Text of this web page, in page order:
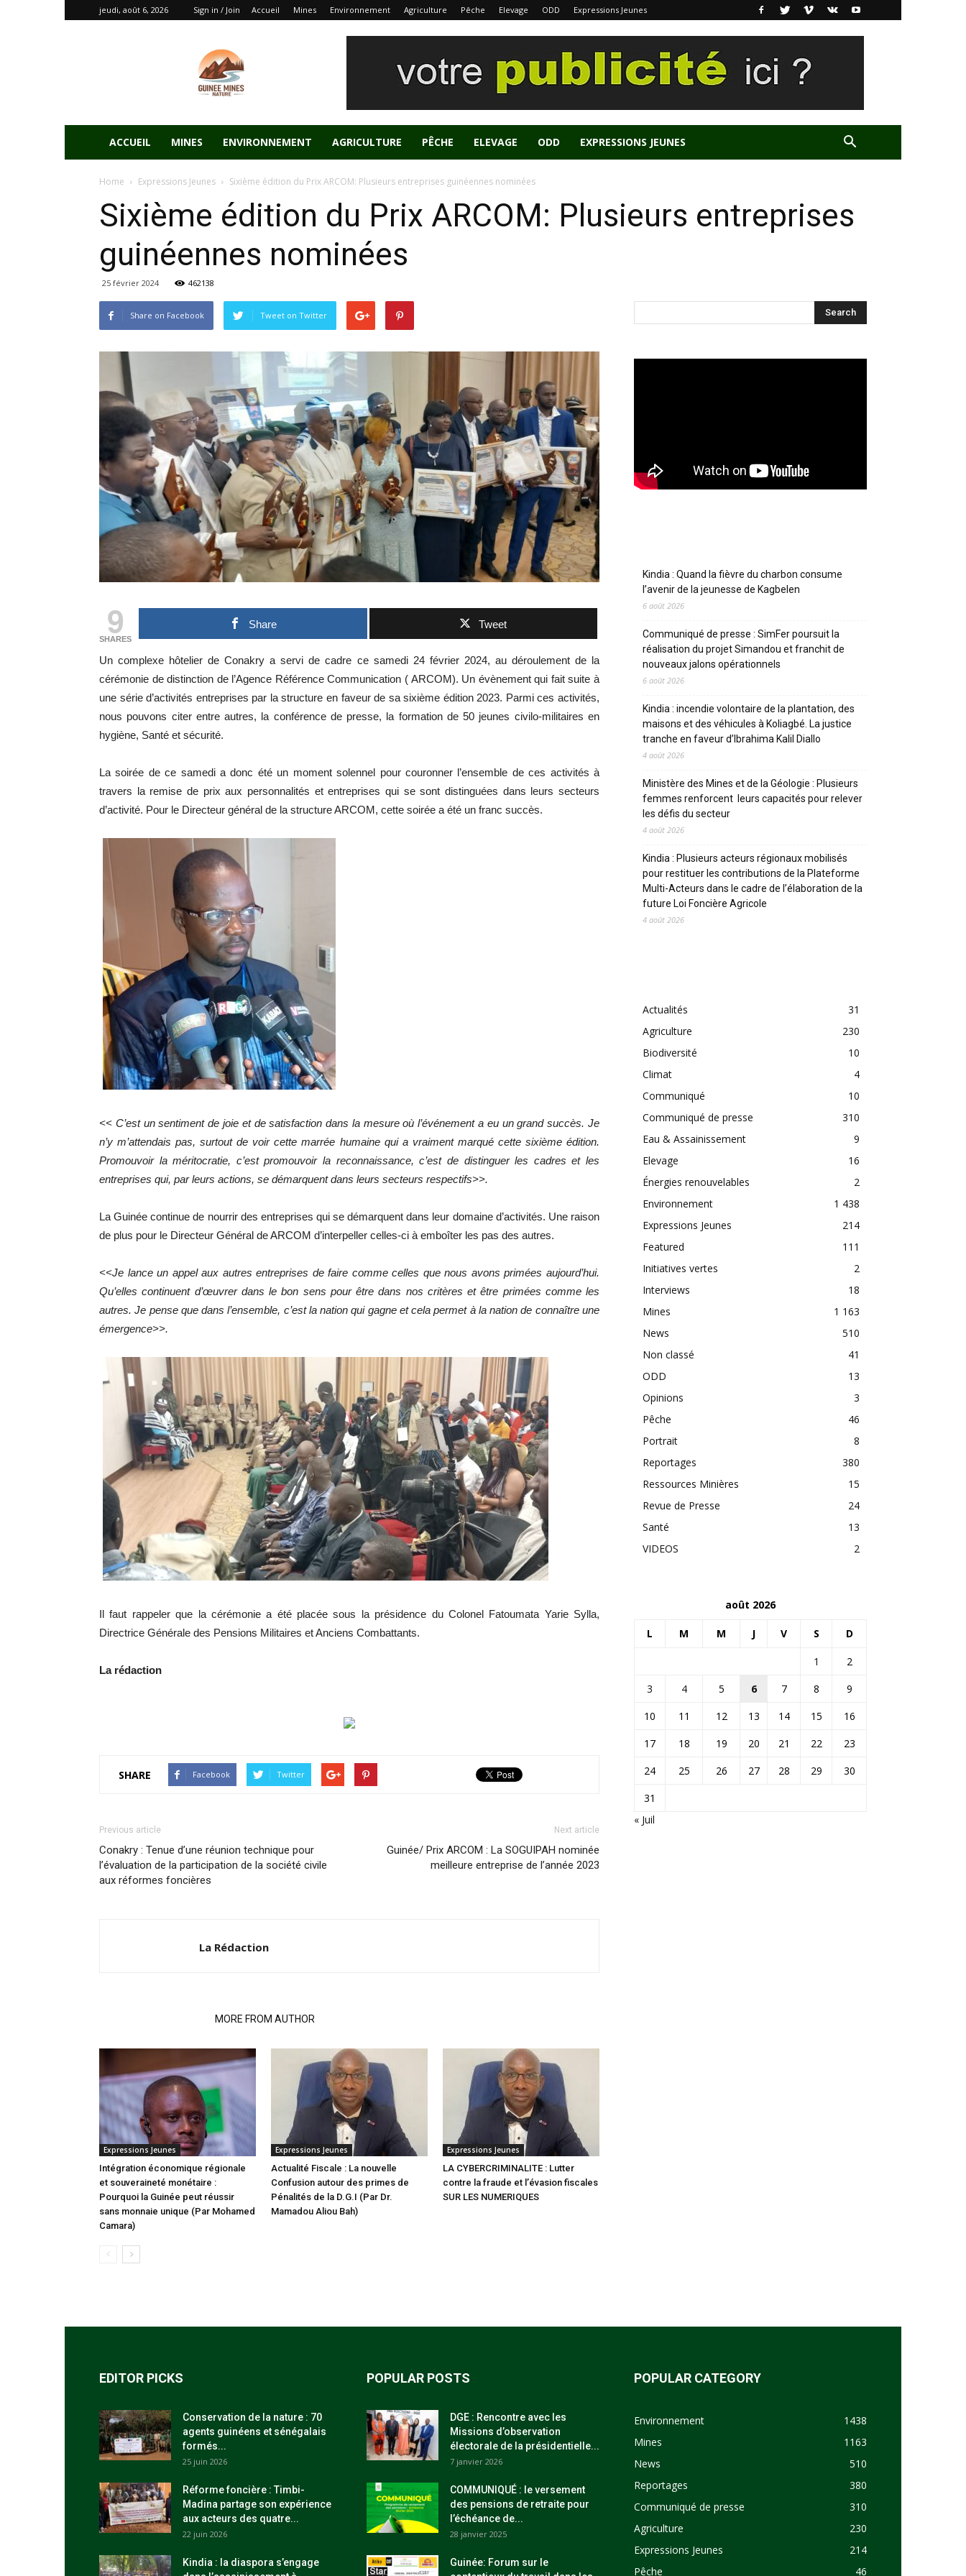
jeudi, août 6, 2026 Sign in / Join Accueil Mines Environnement Agriculture Pêche Elevage ODD Expressions Jeunes
ACCUEIL MINES ENVIRONNEMENT AGRICULTURE PÊCHE ELEVAGE ODD EXPRESSIONS JEUNES
Home Expressions Jeunes Sixième édition du Prix ARCOM: Plusieurs entreprises guinéennes nominées
Sixième édition du Prix ARCOM: Plusieurs entreprises
guinéennes nominées
25 février 2024 462138
Share on Facebook Tweet on Twitter
9
SHARES
Share Tweet
Un complexe hôtelier de Conakry a servi de cadre ce samedi 24 février 2024, au déroulement de la
cérémonie de distinction de l’Agence Référence Communication ( ARCOM). Un évènement qui fait suite à
une série d’activités entreprises par la structure en faveur de sa sixième édition 2023. Parmi ces activités,
nous pouvons citer entre autres, la conférence de presse, la formation de 50 jeunes civilo-militaires en
hygiène, Santé et sécurité.
La soirée de ce samedi a donc été un moment solennel pour couronner l’ensemble de ces activités à
travers la remise de prix aux personnalités et entreprises qui se sont distinguées dans leurs secteurs
d’activité. Pour le Directeur général de la structure ARCOM, cette soirée a été un franc succès.
<< C’est un sentiment de joie et de satisfaction dans la mesure où l’événement a eu un grand succès. Je
n’y m’attendais pas, surtout de voir cette marrée humaine qui a vraiment marqué cette sixième édition.
Promouvoir la méritocratie, c’est promouvoir la reconnaissance, c’est de distinguer les cadres et les
entreprises qui, par leurs actions, se démarquent dans leurs secteurs respectifs>>.
La Guinée continue de nourrir des entreprises qui se démarquent dans leur domaine d’activités. Une raison
de plus pour le Directeur Général de ARCOM d’interpeller celles-ci à emboîter les pas des autres.
<<Je lance un appel aux autres entreprises de faire comme celles que nous avons primées aujourd’hui.
Qu’elles continuent d’œuvrer dans le bon sens pour être dans nos critères et être primées comme les
autres. Je pense que dans l’ensemble, c’est la nation qui gagne et cela permet à la nation de connaître une
émergence>>.
Il faut rappeler que la cérémonie a été placée sous la présidence du Colonel Fatoumata Yarie Sylla,
Directrice Générale des Pensions Militaires et Anciens Combattants.
La rédaction
SHARE Facebook Twitter
Previous article
Conakry : Tenue d’une réunion technique pour
l’évaluation de la participation de la société civile
aux réformes foncières
Next article
Guinée/ Prix ARCOM : La SOGUIPAH nominée
meilleure entreprise de l’année 2023
La Rédaction
MORE FROM AUTHOR
Expressions Jeunes
Intégration économique régionale
et souveraineté monétaire :
Pourquoi la Guinée peut réussir
sans monnaie unique (Par Mohamed
Camara)
Expressions Jeunes
Actualité Fiscale : La nouvelle
Confusion autour des primes de
Pénalités de la D.G.I (Par Dr.
Mamadou Aliou Bah)
Expressions Jeunes
LA CYBERCRIMINALITE : Lutter
contre la fraude et l’évasion fiscales
SUR LES NUMERIQUES
Kindia : Quand la fièvre du charbon consume
l’avenir de la jeunesse de Kagbelen
6 août 2026
Communiqué de presse : SimFer poursuit la
réalisation du projet Simandou et franchit de
nouveaux jalons opérationnels
6 août 2026
Kindia : incendie volontaire de la plantation, des
maisons et des véhicules à Koliagbé. La justice
tranche en faveur d’Ibrahima Kalil Diallo
4 août 2026
Ministère des Mines et de la Géologie : Plusieurs
femmes renforcent leurs capacités pour relever
les défis du secteur
4 août 2026
Kindia : Plusieurs acteurs régionaux mobilisés
pour restituer les contributions de la Plateforme
Multi-Acteurs dans le cadre de l’élaboration de la
future Loi Foncière Agricole
4 août 2026
Actualités
31
Agriculture
230
Biodiversité
10
Climat
4
Communiqué
10
Communiqué de presse
310
Eau & Assainissement
9
Elevage
16
Énergies renouvelables
2
Environnement
1 438
Expressions Jeunes
214
Featured
111
Initiatives vertes
2
Interviews
18
Mines
1 163
News
510
Non classé
41
ODD
13
Opinions
3
Pêche
46
Portrait
8
Reportages
380
Ressources Minières
15
Revue de Presse
24
Santé
13
VIDEOS
2
août 2026
L M M J V S D
1
2
3
4 5 6 7 8
9
10
11 12 13 14 15
16
17
18 19 20 21 22
23
24
25 26 27 28 29
30
31
« Juil
EDITOR PICKS
Conservation de la nature : 70
agents guinéens et sénégalais
formés...
25 juin 2026
Réforme foncière : Timbi-
Madina partage son expérience
aux acteurs des quatre...
22 juin 2026
Kindia : la diaspora s’engage
POPULAR POSTS
DGE : Rencontre avec les
Missions d’observation
électorale de la présidentielle...
7 janvier 2026
COMMUNIQUÉ : le versement
des pensions de retraite pour
l’échéance de...
28 janvier 2025
Guinée: Forum sur le
POPULAR CATEGORY
Environnement
1438
Mines
1163
News
510
Reportages
380
Communiqué de presse
310
Agriculture
230
Expressions Jeunes
214
Pêche
46